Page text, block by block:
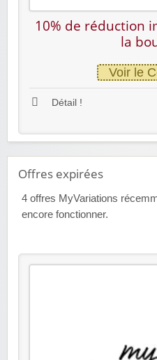
10% de réduction
la
Voir le
Détail !
Offres expirées
4 offres MyVariations
encore fonctionner.